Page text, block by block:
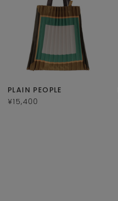
PLAIN PEOPLE
¥15,400